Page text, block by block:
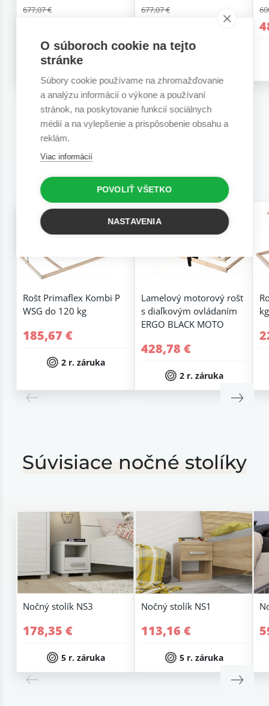
677,07 €
6 r. záruka
677,07 €
6 r. záruka
Súvisiace rošty
Rošt Primaflex Kombi P
WSG do 120 kg
185,67 €
2 r. záruka
Lamelový motorový rošt
s diaľkovým ovládaním
ERGO BLACK MOTO
428,78 €
2 r. záruka
kg
Súvisiace nočné stolíky
Nočný stolík NS3
178,35 €
5 r. záruka
Nočný stolík NS1
113,16 €
5 r. záruka
O súboroch cookie na tejto
stránke
Súbory cookie používame na zhromažďovanie
a analýzu informácií o výkone a používaní
stránok, na poskytovanie funkcií sociálnych
médií a na vylepšenie a prispôsobenie obsahu a
reklám.
Viac informácií
POVOLIŤ VŠETKO
NASTAVENIA